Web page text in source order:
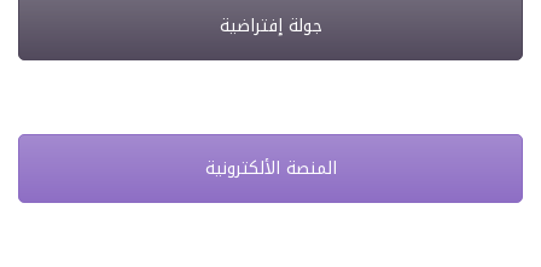
جولة إفتراضية
المنصة الألكترونية